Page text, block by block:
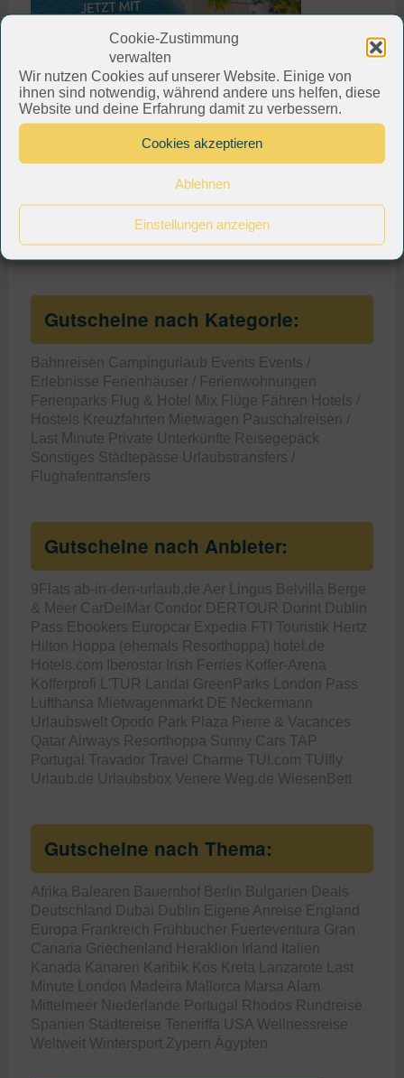
Cookie-Zustimmung
verwalten
Wir nutzen Cookies auf unserer Website. Einige von
ihnen sind notwendig, während andere uns helfen, diese
Website und deine Erfahrung damit zu verbessern.
Cookies akzeptieren
Ablehnen
Einstellungen anzeigen
Gutscheine nach Kategorie:
Bahnreisen Campingurlaub Events Events /
Erlebnisse Ferienhäuser / Ferienwohnungen
Ferienparks Flug & Hotel Mix Flüge Fähren Hotels /
Hostels Kreuzfahrten Mietwagen Pauschalreisen /
Last Minute Private Unterkünfte Reisegepäck
Sonstiges Städtepässe Urlaubstransfers /
Flughafentransfers
Gutscheine nach Anbieter:
9Flats ab-in-den-urlaub.de Aer Lingus Belvilla Berge
& Meer CarDelMar Condor DERTOUR Dorint Dublin
Pass Ebookers Europcar Expedia FTI Touristik Hertz
Hilton Hoppa (ehemals Resorthoppa) hotel.de
Hotels.com
Iberostar Irish Ferries Koffer-Arena
Kofferprofi L'TUR Landal GreenParks London Pass
Lufthansa Mietwagenmarkt DE Neckermann
Urlaubswelt Opodo Park Plaza Pierre & Vacances
Qatar Airways Resorthoppa Sunny Cars
TAP
Portugal
Travador Travel Charme TUI.com
TUIfly
Urlaub.de Urlaubsbox Venere Weg.de WiesenBett
Gutscheine nach Thema:
Afrika Balearen Bauernhof Berlin Bulgarien Deals
Deutschland
Dubai Dublin Eigene Anreise England
Europa Frankreich Frühbucher Fuerteventura Gran
Canaria Griechenland Heraklion Irland
Italien
Kanada Kanaren Karibik Kos Kreta Lanzarote Last
Minute London Madeira Mallorca Marsa Alam
Mittelmeer Niederlande Portugal Rhodos Rundreise
Spanien Städtereise Teneriffa USA Wellnessreise
Weltweit Wintersport Zypern Ägypten